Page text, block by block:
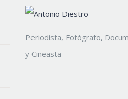
Periodista, Fotógrafo,
y Cineasta